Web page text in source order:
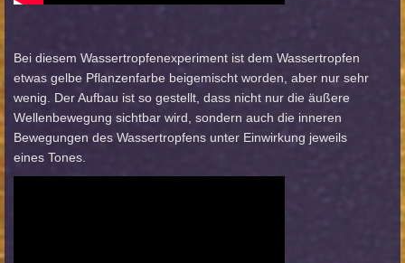
Bei diesem Wassertropfenexperiment ist dem Wassertropfen
etwas gelbe Pflanzenfarbe beigemischt worden, aber nur sehr
wenig. Der Aufbau ist so gestellt, dass nicht nur die äußere
Wellenbewegung sichtbar wird, sondern auch die inneren
Bewegungen des Wassertropfens unter Einwirkung jeweils
eines Tones.